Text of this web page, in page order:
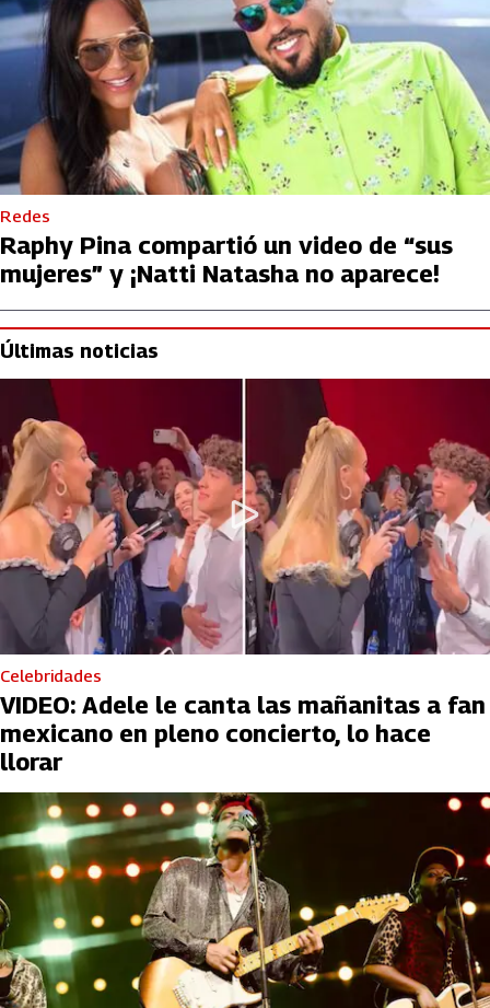
Redes
Raphy Pina compartió un video de “sus
mujeres” y ¡Natti Natasha no aparece!
Últimas noticias
Celebridades
VIDEO: Adele le canta las mañanitas a fan
mexicano en pleno concierto, lo hace
llorar